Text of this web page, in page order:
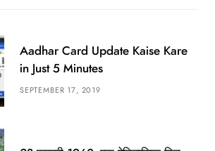
Aadhar Card Update Kaise Kare
in Just 5 Minutes
SEPTEMBER 17, 2019